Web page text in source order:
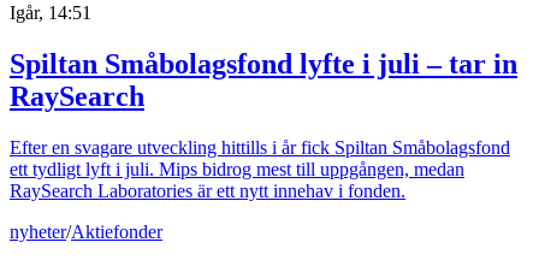
Igår, 14:51
Spiltan Småbolagsfond lyfte i juli – tar in
RaySearch
Efter en svagare utveckling hittills i år fick Spiltan Småbolagsfond
ett tydligt lyft i juli. Mips bidrog mest till uppgången, medan
RaySearch Laboratories är ett nytt innehav i fonden.
nyheter/Aktiefonder